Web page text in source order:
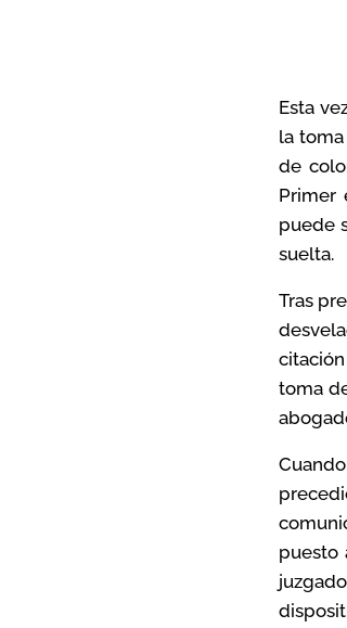
Esta
la
de
Primer
puede
suelta.
Tras
toma
puesto